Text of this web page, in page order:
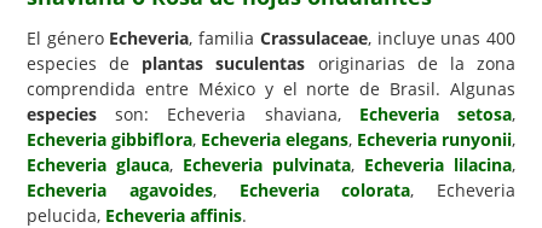
Animales
Hongos
Carencias
Fotos
Flores y Plantas
El género Echeveria, familia Crassulaceae, incluye unas 400
especies de plantas suculentas originarias de la zona
comprendida entre México y el norte de Brasil. Algunas
especies son: Echeveria shaviana, Echeveria setosa,
Echeveria gibbiflora, Echeveria elegans, Echeveria runyonii,
Echeveria glauca, Echeveria pulvinata, Echeveria lilacina,
Echeveria agavoides, Echeveria colorata, Echeveria
pelucida, Echeveria affinis.